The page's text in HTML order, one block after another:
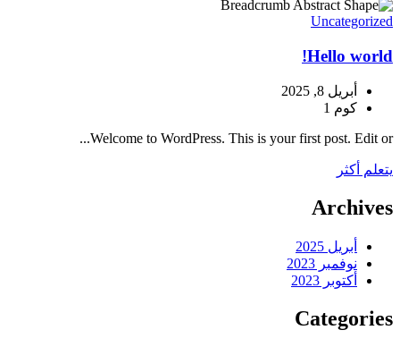
Uncategorized
Hello world!
أبريل 8, 2025
كوم 1
Welcome to WordPress. This is your first post. Edit or...
يتعلم أكثر
Archives
أبريل 2025
نوفمبر 2023
أكتوبر 2023
Categories